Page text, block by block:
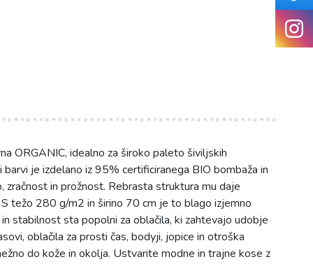
ORGANIC, idealno za široko paleto šiviljskih
je izdelano iz 95% certificiranega BIO bombaža in
in prožnost. Rebrasta struktura mu daje
težo 280 g/m2 in širino 70 cm je to blago izjemno
stabilnost sta popolni za oblačila, ki zahtevajo udobje
oblačila za prosti čas, bodyji, jopice in otroška
do kože in okolja. Ustvarite modne in trajne kose z